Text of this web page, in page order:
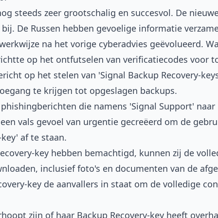
steeds zeer grootschalig en succesvol. De
De Russen hebben gevoelige informatie
na het vorige cyberadvies geëvolueerd.
op het ontfutselen van verificatiecodes voor
op het stelen van 'Signal Backup Recovery-
te krijgen tot opgeslagen backups.
die namens 'Signal Support'
vals gevoel van urgentie gecreëerd om de
af te staan.
key hebben bemachtigd, kunnen zij de
inclusief foto's en documenten van de
key de aanvallers in staat om de volledige
zijn of haar Backup Recovery-key heeft